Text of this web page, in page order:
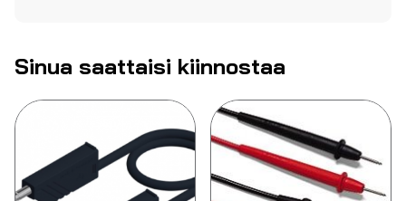
Sinua saattaisi kiinnostaa